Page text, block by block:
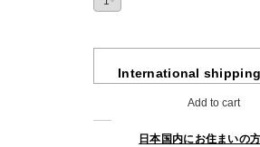
International
Add to cart
日本国内にお住まいの